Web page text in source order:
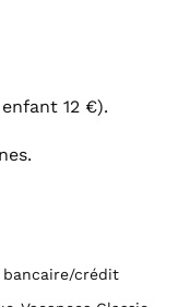
12 €).
bancaire/crédit